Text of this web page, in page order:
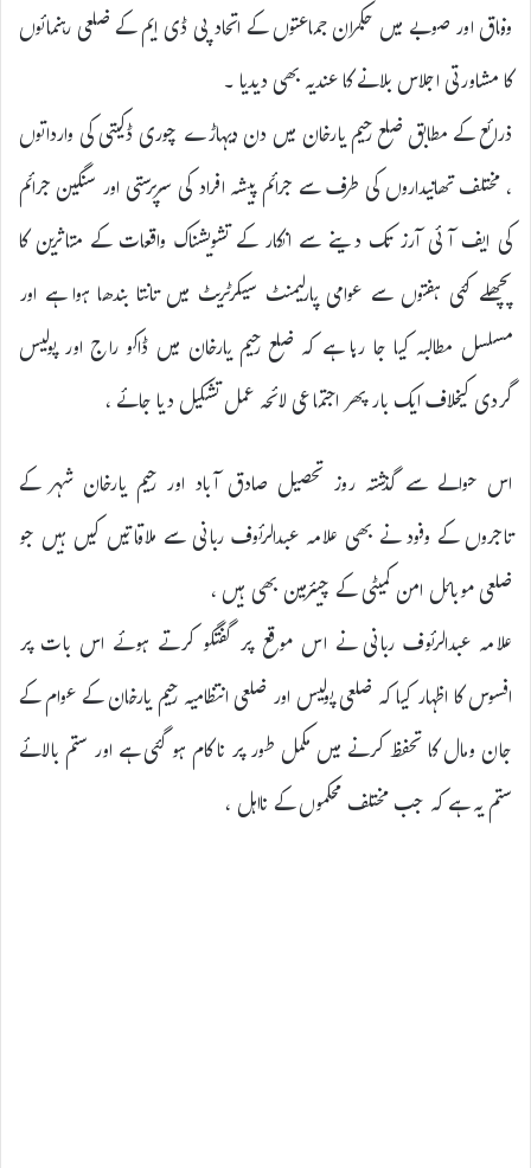
وفاق اور صوبے میں حکمران جماعتوں کے اتحاد پی ڈی ایم کے ضلعی رہنمائوں
کا مشاورتی اجلاس بلانے کا عندیہ بھی دیدیا ۔
ذرائع کے مطابق ضلع رحیم یارخان میں دن دیہاڑے چوری ڈکیتی کی وارداتوں
، مختلف تھانیداروں کی طرف سے جرائم پیشہ افراد کی سرپرستی اور سنگین جرائم
کی ایف آئی آرز تک دینے سے انکار کے تشویشناک واقعات کے متاثرین کا
پچھلے کئی ہفتوں سے عوامی پارلیمنٹ سیکرٹریٹ میں تانتا بندھا ہوا ہے اور
مسلسل مطالبہ کیا جا رہا ہے کہ ضلع رحیم یارخان میں ڈاکو راج اور پولیس
گردی کیخلاف ایک بار پھر اجتماعی لائحہ عمل تشکیل دیا جائے ،
اس حوالے سے گذشتہ روز تحصیل صادق آباد اور رحیم یارخان شہر کے
تاجروں کے وفود نے بھی علامہ عبدالرئوف ربانی سے ملاقاتیں کیں ہیں جو
ضلعی موبائل امن کمیٹی کے چیئرمین بھی ہیں ،
علامہ عبدالرئوف ربانی نے اس موقع پر گفتگو کرتے ہوئے اس بات پر
افسوس کا اظہار کیا کہ ضلعی پولیس اور ضلعی انتظامیہ رحیم یارخان کے عوام کے
جان ومال کا تحفظ کرنے میں مکمل طور پر ناکام ہو گئی ہے اور ستم بالائے
ستم یہ ہے کہ جب مختلف محکموں کے نااہل ،